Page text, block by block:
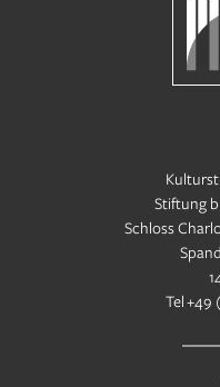
Stiftung
Schloss
Tel+49